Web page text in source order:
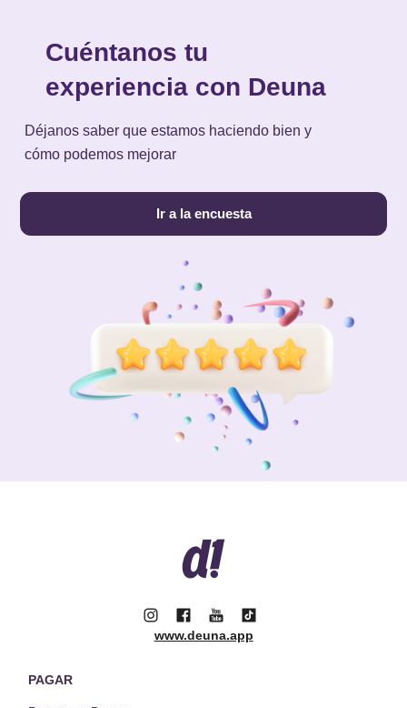
Cuéntanos tu
experiencia con Deuna
Déjanos saber que estamos haciendo bien y
cómo podemos mejorar
Ir a la encuesta
www.deuna.app
PAGAR